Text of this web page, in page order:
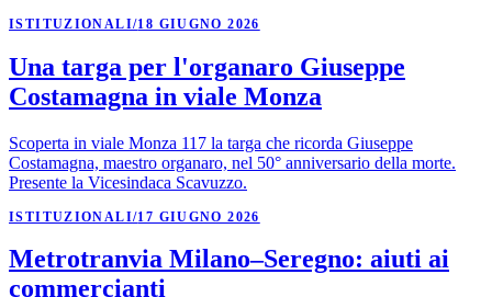
ISTITUZIONALI/18 GIUGNO 2026
Una targa per l'organaro Giuseppe
Costamagna in viale Monza
Scoperta in viale Monza 117 la targa che ricorda Giuseppe
Costamagna, maestro organaro, nel 50° anniversario della morte.
Presente la Vicesindaca Scavuzzo.
ISTITUZIONALI/17 GIUGNO 2026
Metrotranvia Milano–Seregno: aiuti ai
commercianti